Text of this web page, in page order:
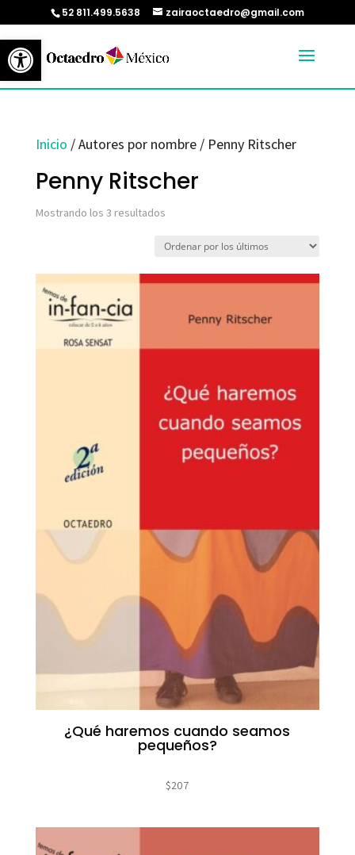
Abrir barra de herramientas
52 811.499.5638 zairaoctaedro@gmail.com
Inicio / Autores por nombre / Penny Ritscher
Penny Ritscher
Mostrando los 3 resultadosOrdenado
últimos
¿Qué haremos cuando seamos
pequeños?
$207